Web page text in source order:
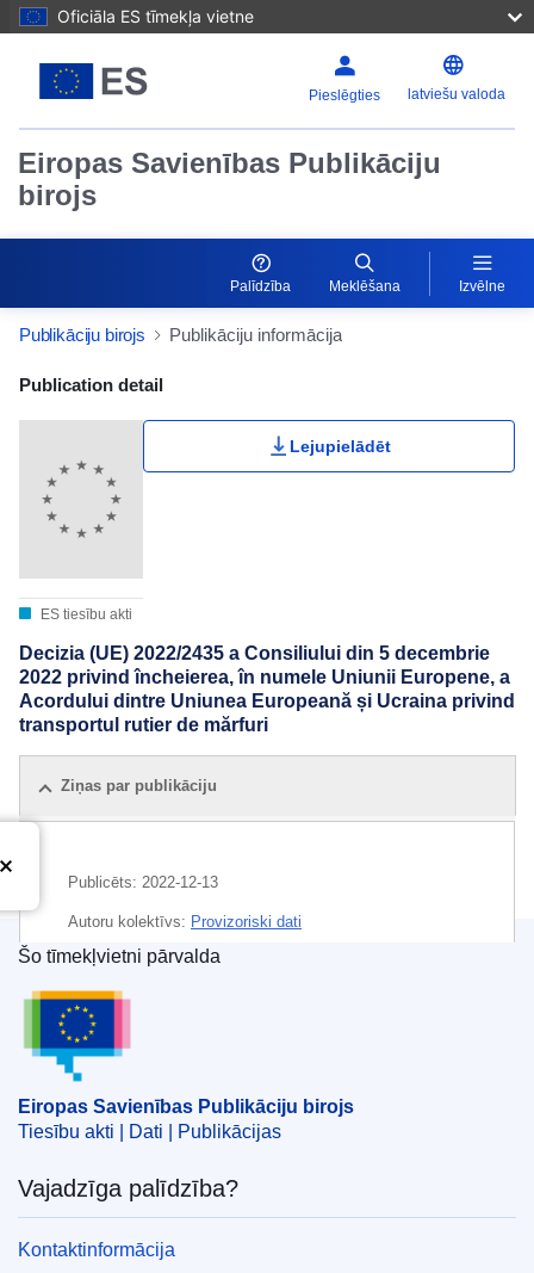
Oficiāla ES tīmekļa vietne
Pieslēgties latviešu valoda
Eiropas Savienības Publikāciju
birojs
Palīdzība Meklēšana Izvēlne
Publikāciju birojs Publikāciju informācija
Publication Detail Actions Portlet
Publication detail
ES tiesību akti
Lejupielādēt
Decizia (UE) 2022/2435 a Consiliului din 5 decembrie
2022 privind încheierea, în numele Uniunii Europene, a
Acordului dintre Uniunea Europeană și Ucraina privind
transportul rutier de mărfuri
Ziņas par publikāciju
Publicēts: 2022-12-13
Autoru kolektīvs: Provizoriski dati
CELEX : 02022D2435-20221213
ELI :dec/2022/2435/2022-12-13
Eiropas Savienības Publikāciju birojs
Šo tīmekļvietni pārvalda
Eiropas Savienības Publikāciju birojs
Tiesību akti | Dati | Publikācijas
Vajadzīga palīdzība?
Kontaktinformācija